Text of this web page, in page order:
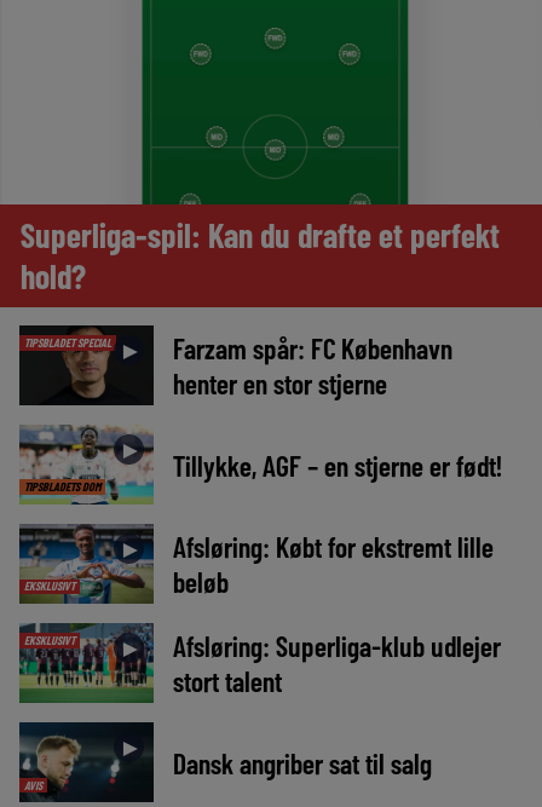
Superliga-spil: Kan du drafte et perfekt
hold?
TIPSBLADET SPECIAL ►
Farzam spår: FC København
henter en stor stjerne
TIPSBLADETS DOM
► Tillykke, AGF – en stjerne er født!
EKSKLUSIVT
►
Afsløring: Købt for ekstremt lille
beløb
EKSKLUSIVT ►
Afsløring: Superliga-klub udlejer
stort talent
AVIS
► Dansk angriber sat til salg